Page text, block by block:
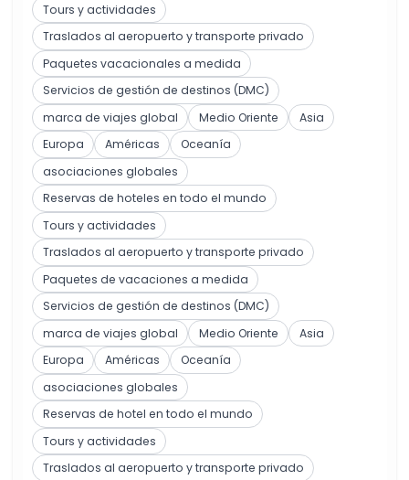
Tours y actividades
Traslados al aeropuerto y transporte privado
Paquetes vacacionales a medida
Servicios de gestión de destinos (DMC)
marca de viajes global
Medio Oriente
Asia
Europa
Américas
Oceanía
asociaciones globales
Reservas de hoteles en todo el mundo
Tours y actividades
Traslados al aeropuerto y transporte privado
Paquetes de vacaciones a medida
Servicios de gestión de destinos (DMC)
marca de viajes global
Medio Oriente
Asia
Europa
Américas
Oceanía
asociaciones globales
Reservas de hotel en todo el mundo
Tours y actividades
Traslados al aeropuerto y transporte privado